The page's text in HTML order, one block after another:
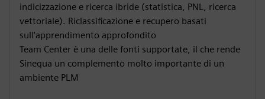
indicizzazione e ricerca ibride (statistica, PNL, ricerca
vettoriale). Riclassificazione e recupero basati
sull'apprendimento approfondito
Team Center è una delle fonti supportate, il che rende
Sinequa un complemento molto importante di un
ambiente PLM